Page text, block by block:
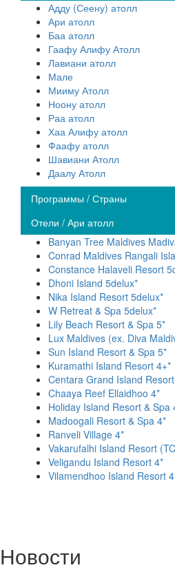
Адду (Сеену) атолл
Ари атолл
Баа атолл
Гаафу Алифу Атолл
Лавиани атолл
Мале
Мииму Атолл
Ноону атолл
Раа атолл
Хаа Алифу атолл
Фаафу атолл
Шавиани Атолл
Даалу Атолл
Программы / Страны
Отели / Ари атолл
Banyan Tree Maldives
Conrad Maldives Rangali
Constance Halaveli Resort
Dhoni Island 5delux*
Nika Island Resort 5delux*
W Retreat & Spa 5delux*
Lily Beach Resort & Spa 5*
Lux Maldives (ex. Diva
Sun Island Resort & Spa 5*
Kuramathi Island Resort 4+*
Centara Grand Island
Chaaya Reef Ellaidhoo 4*
Holiday Island Resort & Spa
Madoogali Resort & Spa 4*
Ranveli Village 4*
Vakarufalhi Island Resort
Veligandu Island Resort 4*
Vilamendhoo Island Resort
Новости